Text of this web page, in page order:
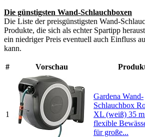
Die günstigsten Wand-Schlauchboxen
Die Liste der preisgünstigsten Wand-
Produkte, die sich als echter Spartipp
ein niedriger Preis eventuell auch Einfluss
kann.
# Vorschau
1
Gardena Wand-
Schlauchbox
XL (weiß) 35
flexible
für große...